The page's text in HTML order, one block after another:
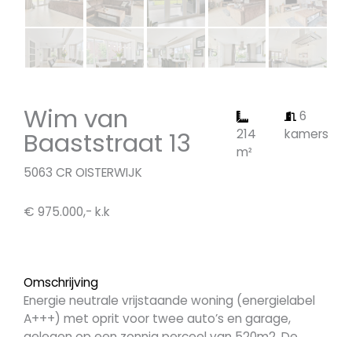
Wim van
Baaststraat 13
5063 CR OISTERWIJK
€ 975.000,- k.k
214
m²
6
kamers
Omschrijving
Energie neutrale vrijstaande woning (energielabel
A+++) met oprit voor twee auto’s en garage,